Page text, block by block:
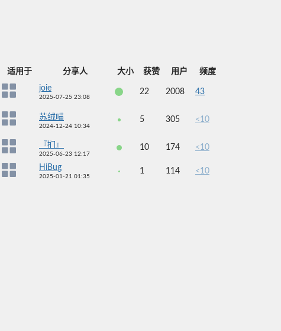
适用于 分享人 大小 获赞 用户
频度
joie
2025-07-25 23:08
22 2008 43
苏绒喵
2024-12-24 10:34
5 305 <10
『扪』
2025-06-23 12:17
10 174 <10
HiBug
2025-01-21 01:35
1 114 <10